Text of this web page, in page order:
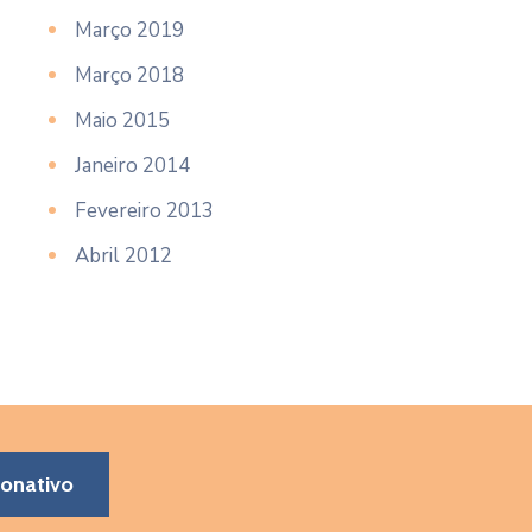
Março 2019
Março 2018
Maio 2015
Janeiro 2014
Fevereiro 2013
Abril 2012